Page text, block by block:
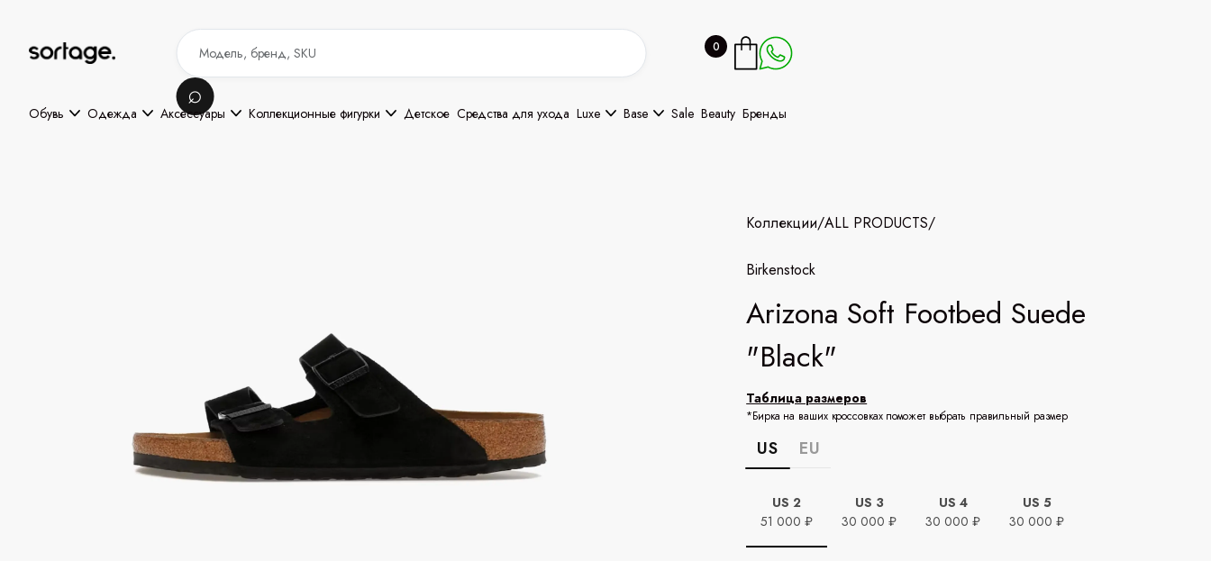
0
Обувь Одежда Аксессуары Коллекционные фигурки Детское Средства для ухода Luxe Base Sale Beauty Бренды
Коллекции/ALL PRODUCTS/
Birkenstock
Arizona Soft Footbed Suede
"Black"
Таблица размеров
*Бирка на ваших кроссовках поможет выбрать правильный размер
US EU
US 2
51 000 ₽
US 3
30 000 ₽
US 4
30 000 ₽
US 5
30 000 ₽